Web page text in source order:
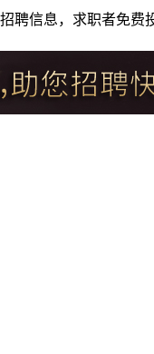
聘信息，求职者免